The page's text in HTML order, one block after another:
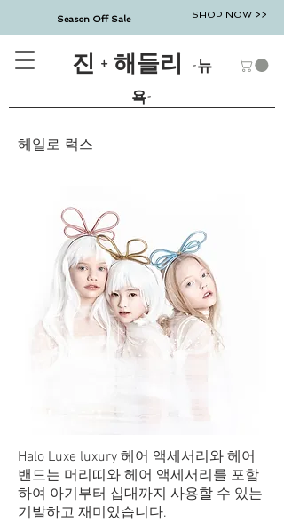
진 + 해들리
-뉴
욕-
Season Off Sale SHOP NOW >>
헤일로 럭스
Halo Luxe luxury 헤어 액세서리와 헤어
밴드는 머리띠와 헤어 액세서리를 포함
하여 아기부터 십대까지 사용할 수 있는
기발하고 재미있습니다.